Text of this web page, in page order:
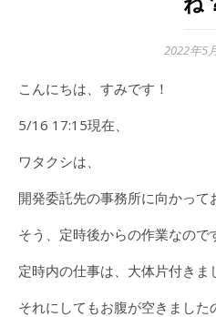
2022年5
こんにちは、すみです！
5/16 17:15現在、
ワタクシは、
開発委託先の事務所に向かって
そう、定時後からの作業なので
定時内の仕事は、大体片付きま
それにしてもお腹が空きました